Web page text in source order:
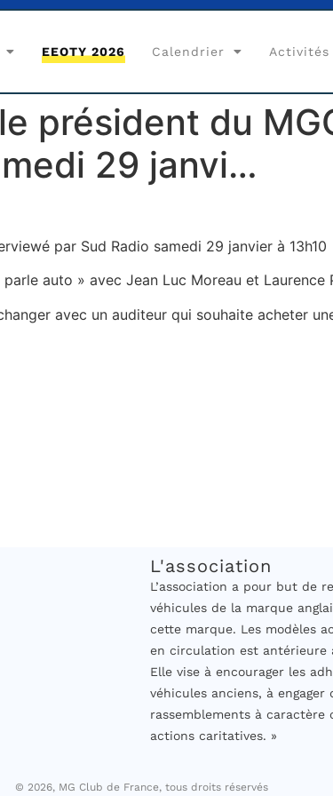
EEOTY 2026 Calendrier Activités
président du
29 janvi…
par Sud Radio samedi 29 janvier à 13h10
auto » avec Jean Luc Moreau et Laurence
avec un auditeur qui souhaite acheter
L'association
L’association a pour but de
véhicules de la marque
cette marque. Les modèles
en circulation est antérieure
Elle vise à encourager les
véhicules anciens, à
rassemblements à
actions caritatives. »
© 2026, MG Club de France, tous droits réservés